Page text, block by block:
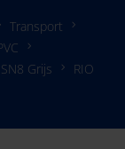
Transport
Grijs
RIO